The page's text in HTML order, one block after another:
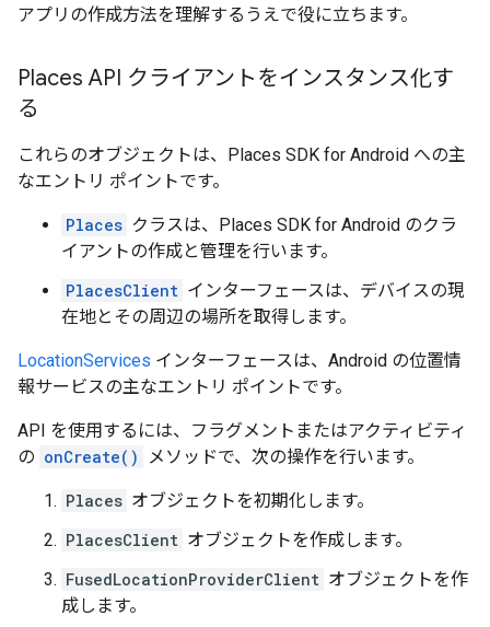
アプリの作成方法を理解するうえで役に立ちます。
Places API クライアントをインスタンス化す
る
これらのオブジェクトは、Places SDK for Android への主
なエントリ ポイントです。
Places クラスは、Places SDK for Android のクラ
イアントの作成と管理を行います。
PlacesClient インターフェースは、デバイスの現
在地とその周辺の場所を取得します。
LocationServices インターフェースは、Android の位置情
報サービスの主なエントリ ポイントです。
API を使用するには、フラグメントまたはアクティビティ
の onCreate() メソッドで、次の操作を行います。
Places オブジェクトを初期化します。
PlacesClient オブジェクトを作成します。
FusedLocationProviderClient オブジェクトを作
成します。